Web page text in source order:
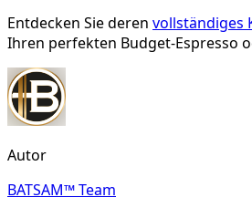
Entdecken Sie deren vollständiges
Ihren perfekten Budget-Espresso
Autor
BATSAM™ Team